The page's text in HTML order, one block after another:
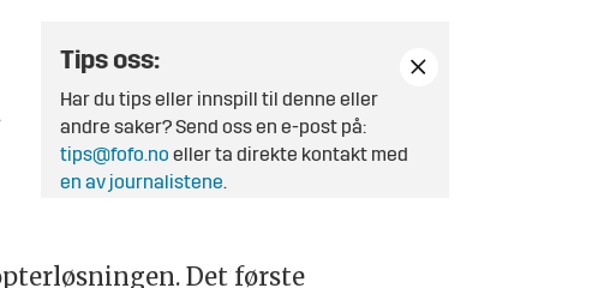
Tips oss:
Har du tips eller innspill til denne eller
andre saker? Send oss en e-post på:
tips@fofo.no eller ta direkte kontakt med
en av journalistene.
Det første